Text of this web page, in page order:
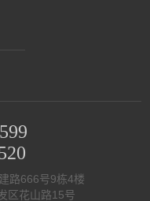
路666号9栋4楼
区花山路15号